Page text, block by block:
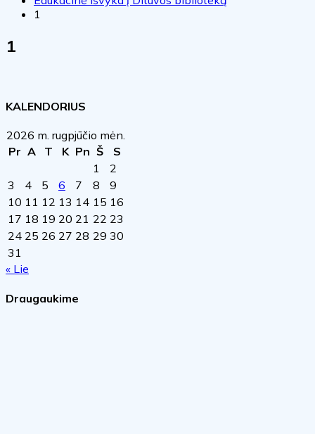
1
1
KALENDORIUS
2026 m. rugpjūčio mėn.
Pr A T K Pn Š
S
1
2
3
4 5 6 7 8
9
10 11 12 13 14 15 16
17 18 19 20 21 22 23
24 25 26 27 28 29 30
31
« Lie
Draugaukime